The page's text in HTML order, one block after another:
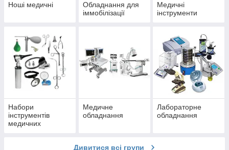
Ноші медичні
Обладнання для
іммобілізації
Медичні
інструменти
Набори
інструментів
медичних
Медичне
обладнання
Лабораторне
обладнання
Дивитися всі групи